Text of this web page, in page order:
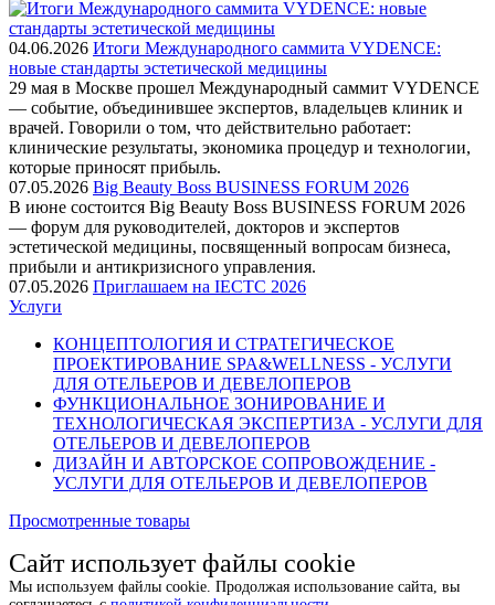
04.06.2026 Итоги Международного саммита VYDENCE:
новые стандарты эстетической медицины
29 мая в Москве прошел Международный саммит VYDENCE
— событие, объединившее экспертов, владельцев клиник и
врачей. Говорили о том, что действительно работает:
клинические результаты, экономика процедур и технологии,
которые приносят прибыль.
07.05.2026 Big Beauty Boss BUSINESS FORUM 2026
В июне состоится Big Beauty Boss BUSINESS FORUM 2026
— форум для руководителей, докторов и экспертов
эстетической медицины, посвященный вопросам бизнеса,
прибыли и антикризисного управления.
07.05.2026 Приглашаем на IECTC 2026
Услуги
КОНЦЕПТОЛОГИЯ И СТРАТЕГИЧЕСКОЕ
ПРОЕКТИРОВАНИЕ SPA&WELLNESS - УСЛУГИ
ДЛЯ ОТЕЛЬЕРОВ И ДЕВЕЛОПЕРОВ
ФУНКЦИОНАЛЬНОЕ ЗОНИРОВАНИЕ И
ТЕХНОЛОГИЧЕСКАЯ ЭКСПЕРТИЗА - УСЛУГИ ДЛЯ
ОТЕЛЬЕРОВ И ДЕВЕЛОПЕРОВ
ДИЗАЙН И АВТОРСКОЕ СОПРОВОЖДЕНИЕ -
УСЛУГИ ДЛЯ ОТЕЛЬЕРОВ И ДЕВЕЛОПЕРОВ
Просмотренные товары
Сайт использует файлы cookie
Мы используем файлы cookie. Продолжая использование сайта, вы